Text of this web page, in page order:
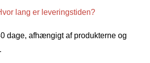
lang er leveringstiden?
dage, afhængigt af produkterne og